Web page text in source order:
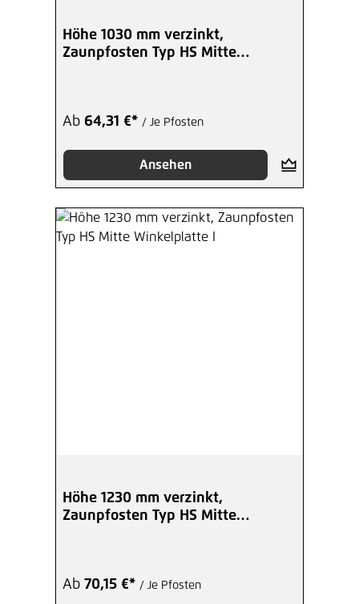
Höhe 1030 mm verzinkt,
Zaunpfosten Typ HS Mitte
Ab 64,31 €* / Je Pfosten
Ansehen
Höhe 1230 mm verzinkt,
Zaunpfosten Typ HS Mitte
Ab 70,15 €* / Je Pfosten